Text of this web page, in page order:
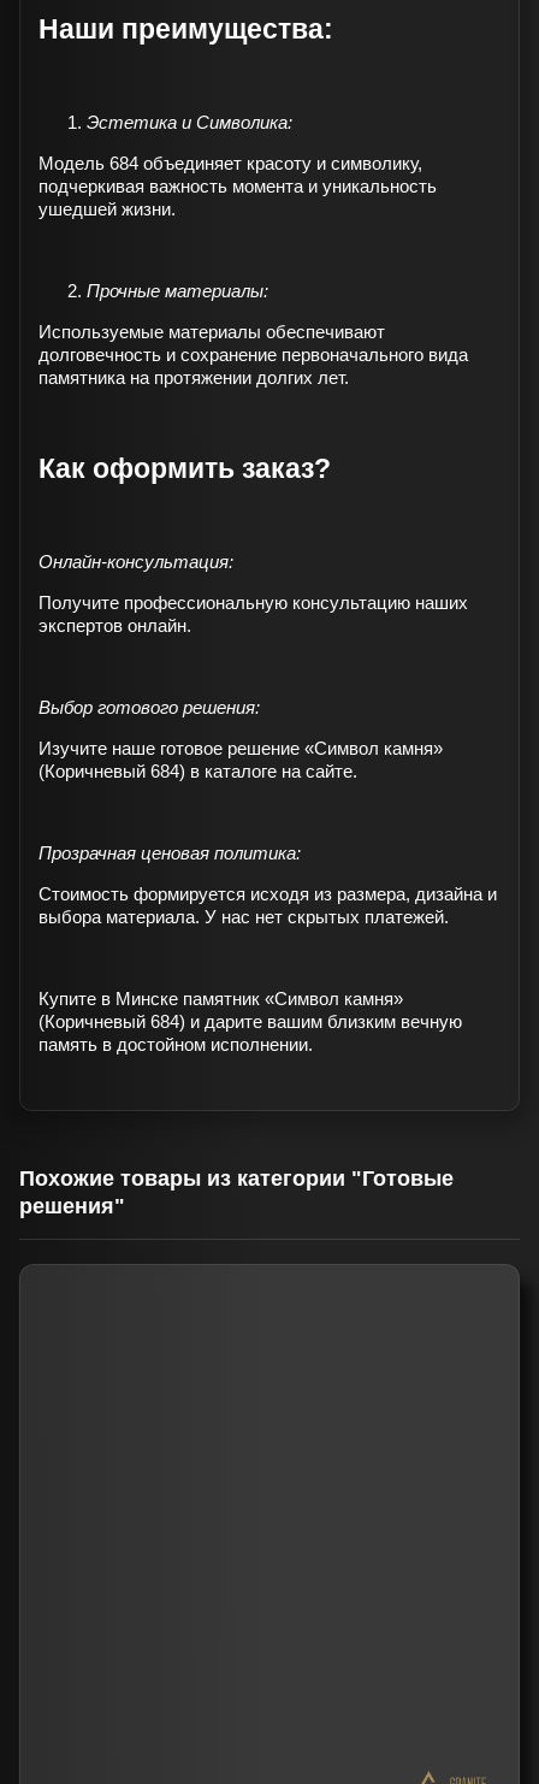
Наши преимущества:
Эстетика и Символика:
Модель 684 объединяет красоту и символику,
подчеркивая важность момента и уникальность
ушедшей жизни.
Прочные материалы:
Используемые материалы обеспечивают
долговечность и сохранение первоначального вида
памятника на протяжении долгих лет.
Как оформить заказ?
Онлайн-консультация:
Получите профессиональную консультацию наших
экспертов онлайн.
Выбор готового решения:
Изучите наше готовое решение «Символ камня»
(Коричневый 684) в каталоге на сайте.
Прозрачная ценовая политика:
Стоимость формируется исходя из размера, дизайна и
выбора материала. У нас нет скрытых платежей.
Купите в Минске памятник «Символ камня»
(Коричневый 684) и дарите вашим близким вечную
память в достойном исполнении.
Похожие товары из категории "Готовые
решения"